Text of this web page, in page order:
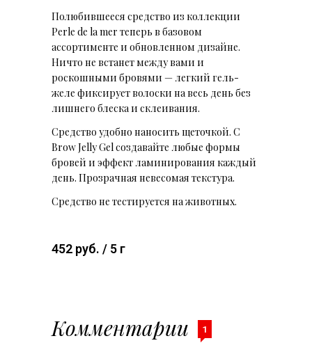
Полюбившееся средство из коллекции
Perle de la mer теперь в базовом
ассортименте и обновленном дизайне.
Ничто не встанет между вами и
роскошными бровями — легкий гель-
желе фиксирует волоски на весь день без
лишнего блеска и склеивания.
Средство удобно наносить щеточкой. С
Brow Jelly Gel создавайте любые формы
бровей и эффект ламинирования каждый
день. Прозрачная невесомая текстура.
Средство не тестируется на животных.
452 руб. / 5 г
Комментарии 1